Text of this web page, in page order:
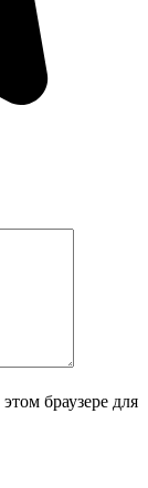
браузере для